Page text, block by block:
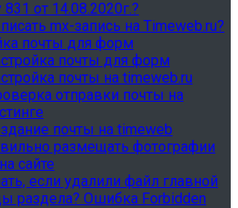
831 от 14.08.2020г.?
mx-запись на Timeweb.ru?
почты для форм
почты для форм
почты на timeweb.ru
отправки почты на
почты на timeweb
размещать фотографии
сайте
если удалили файл главной
раздела? Ошибка Forbidden